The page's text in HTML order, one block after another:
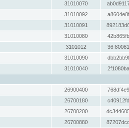
31010070
31010092
31010091
31010080
3101012
31010090
31010040
26900400
26700180
26700200
26700880